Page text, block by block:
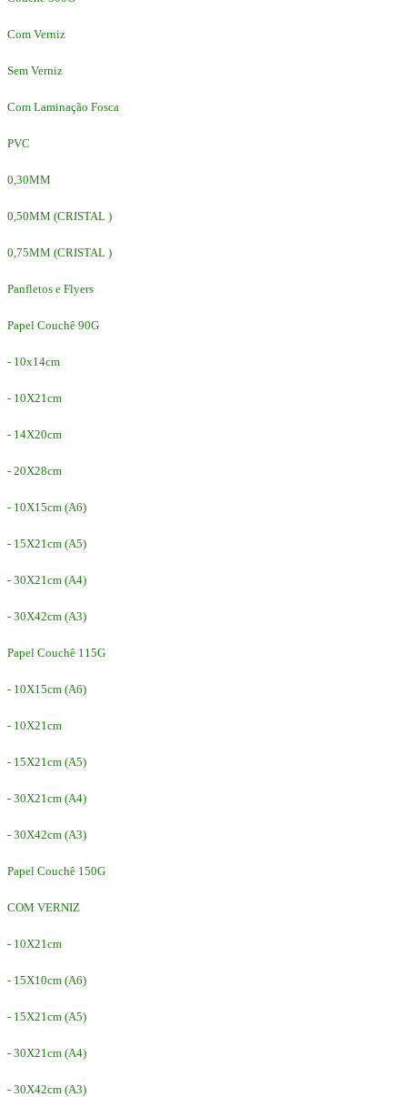
Com Verniz
Sem Verniz
Com Laminação Fosca
PVC
0,30MM
0,50MM (CRISTAL )
0,75MM (CRISTAL )
Panfletos e Flyers
Papel Couchê 90G
- 10x14cm
- 10X21cm
- 14X20cm
- 20X28cm
- 10X15cm (A6)
- 15X21cm (A5)
- 30X21cm (A4)
- 30X42cm (A3)
Papel Couchê 115G
- 10X15cm (A6)
- 10X21cm
- 15X21cm (A5)
- 30X21cm (A4)
- 30X42cm (A3)
Papel Couchê 150G
COM VERNIZ
- 10X21cm
- 15X10cm (A6)
- 15X21cm (A5)
- 30X21cm (A4)
- 30X42cm (A3)